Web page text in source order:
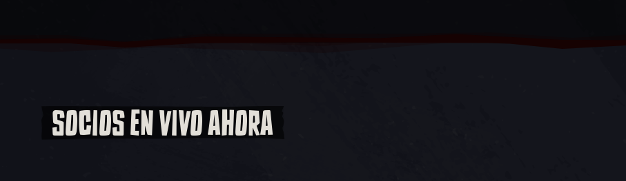
SOCIOS EN VIVO AHORA